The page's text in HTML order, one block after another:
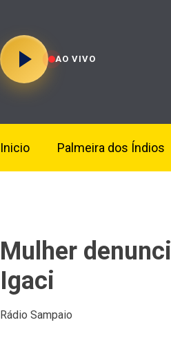
AO VIVO
Inicio Palmeira dos Índios
Mulher
Igaci
Rádio Sampaio